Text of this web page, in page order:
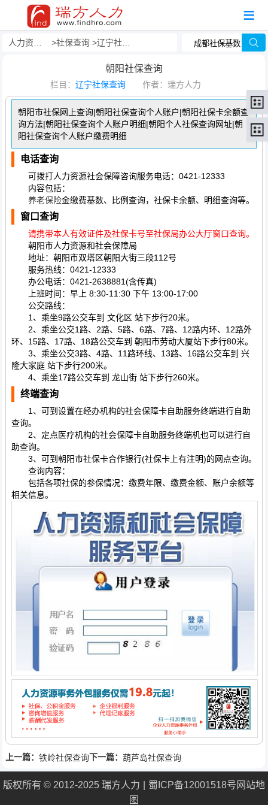
社保查询 辽宁社保查询
朝阳社保查询
栏目： 辽宁社保查询 作者：瑞方人力
朝阳市社保网上查询|朝阳社保查询个人账户|朝阳社保卡余额查
询方法|朝阳社保查询个人账户明细|朝阳个人社保查询网址|朝
阳社保查询个人账户缴费明细
电话查询
可拨打人力资源社会保障咨询服务电话：0421-12333
内容包括：
养老保险金缴费基数、比例查询，社保卡余额、明细查询等。
窗口查询
请携带本人有效证件及社保卡号至社保局办公大厅窗口查询。
朝阳市人力资源和社会保障局
地址：朝阳市双塔区朝阳大街三段112号
服务热线：0421-12333
办公电话：0421-2638881(含传真)
上班时间：早上 8:30-11:30 下午 13:00-17:00
公交路线：
1、乘坐9路公交车到 文化区 站下步行20米。
2、乘坐公交1路、2路、5路、6路、7路、12路内环、12路外
环、15路、17路、18路公交车到 朝阳市劳动大厦站下步行80米。
3、乘坐公交3路、4路、11路环线、13路、16路公交车到 兴
隆大家庭 站下步行200米。
4、乘坐17路公交车到 龙山街 站下步行260米。
终端查询
1、可到设置在经办机构的社会保障卡自助服务终端进行自助
查询。
2、定点医疗机构的社会保障卡自助服务终端机也可以进行自
助查询。
3、可到朝阳市社保卡合作银行(社保卡上有注明)的网点查询。
查询内容：
包括各项社保的参保情况：缴费年限、缴费金额、账户余额等
相关信息。
上一篇： 铁岭社保查询下一篇： 葫芦岛社保查询
版权所有 © 2012-2025 瑞方人力 蜀ICP备12001518号 网站地
图